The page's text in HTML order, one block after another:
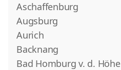
Aschaffenburg
Augsburg
Aurich
Backnang
Bad Homburg v. d. Höhe